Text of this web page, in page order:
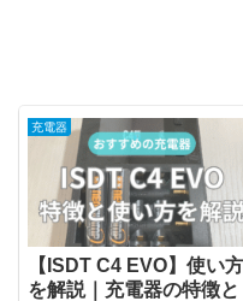
充電器
【ISDT C4 EVO】使い方
を解説｜充電器の特徴と